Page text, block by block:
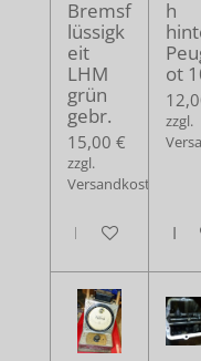
Bremsf
lüssigk
eit
LHM
grün
gebr.
15,00 €
zzgl.
Versandkosten
In den
h
ot
zzgl.
In